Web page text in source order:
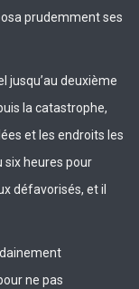
prudemment ses
jusqu’au deuxième
la catastrophe,
et les endroits les
six heures pour
défavorisés, et il
ne pas